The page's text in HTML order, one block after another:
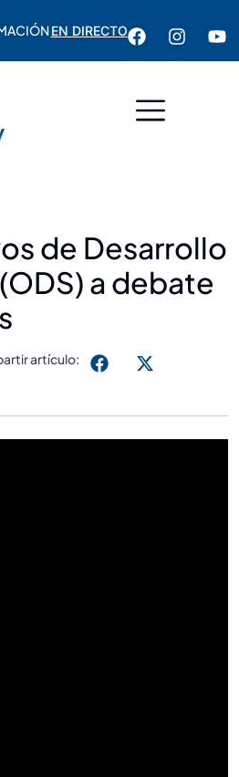
EN DIRECTO
de Desarrollo
a debate
artículo: